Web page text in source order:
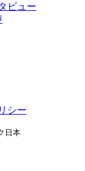
ビュー
シー
日本